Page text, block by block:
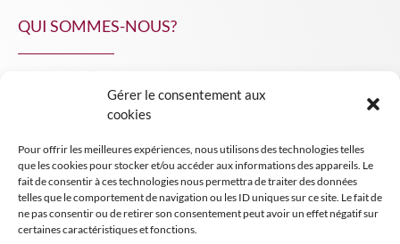
Gérer le consentement aux
cookies
Pour offrir les meilleures expériences, nous utilisons des technologies telles
que les cookies pour stocker et/ou accéder aux informations des appareils. Le
fait de consentir à ces technologies nous permettra de traiter des données
telles que le comportement de navigation ou les ID uniques sur ce site. Le fait de
ne pas consentir ou de retirer son consentement peut avoir un effet négatif sur
certaines caractéristiques et fonctions.
QUI SOMMES-NOUS?
INSIGHT NPA